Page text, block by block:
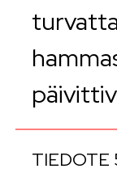
TIEDOTE